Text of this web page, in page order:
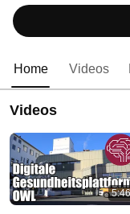
für Bürger und  Firmen
Technik, die morgen
Home Videos
Videos
5:46